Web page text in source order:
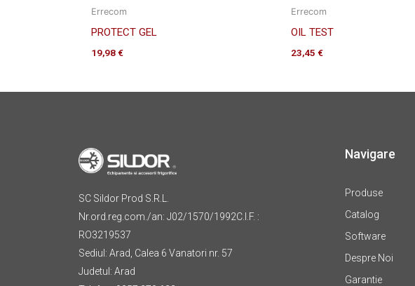
Errecom
PROTECT GEL
19,98€
Errecom
OIL TEST
23,45 €
SC Sildor Prod S.R.L.
Nr.ord.reg.com./an: J02/1570/1992C.I.F. :
RO3219537
Sediul: Arad, Calea 6 Vanatori nr. 57
Judetul: Arad
Navigare
Produse
Catalog
Software
Despre Noi
Garantie